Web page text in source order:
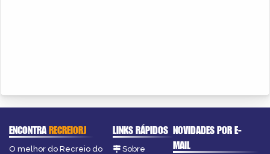
ENCONTRARECREIORJ
O melhor do Recreio do
LINKS RÁPIDOS
Sobre
NOVIDADES POR E-
MAIL